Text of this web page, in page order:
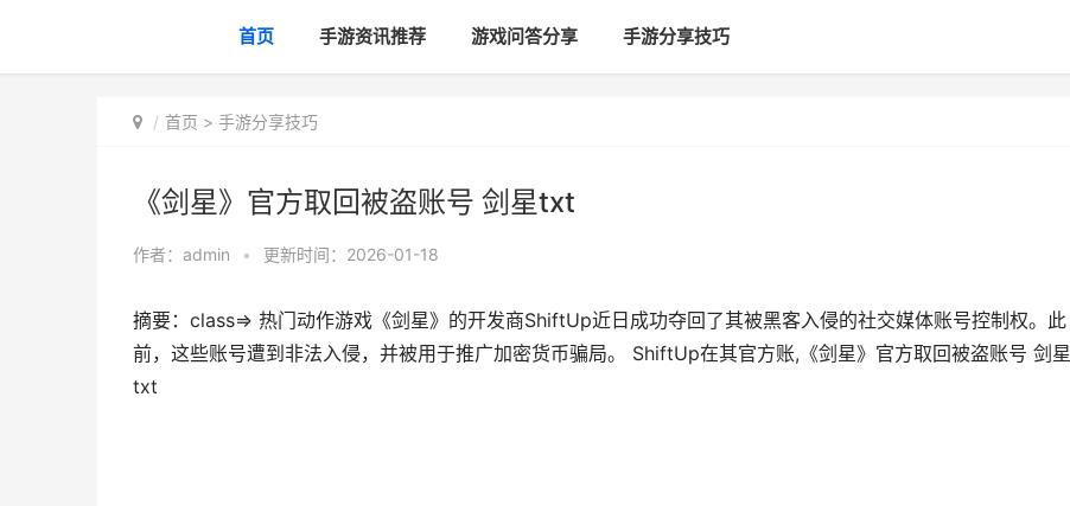
首页 手游资讯推荐 游戏问答分享 手游分享技巧
首页 > 手游分享技巧
《剑星》官方取回被盗账号 剑星txt
作者： admin • 更新时间：2026-01-18
摘要：class=> 热门动作游戏《剑星》的开发商ShiftUp近日成功夺回了其被黑客入侵的社交媒体账号控制权。此
前，这些账号遭到非法入侵，并被用于推广加密货币骗局。 ShiftUp在其官方账,《剑星》官方取回被盗账号 剑星
txt